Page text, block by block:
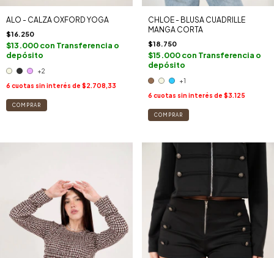
ALO - CALZA OXFORD YOGA
$16.250
$13.000con Transferencia o
depósito
+2
6 cuotas sin interés de $2.708,33
COMPRAR
CHLOE - BLUSA CUADRILLE
MANGA CORTA
$18.750
$15.000con Transferencia o
depósito
+1
6 cuotas sin interés de $3.125
COMPRAR